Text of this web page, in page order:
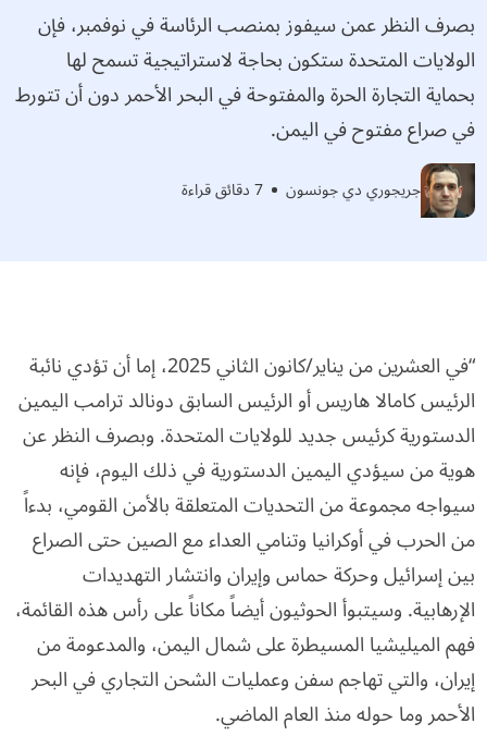
بصرف النظر عمن سيفوز بمنصب الرئاسة في نوفمبر، فإن
الولايات المتحدة ستكون بحاجة لاستراتيجية تسمح لها
بحماية التجارة الحرة والمفتوحة في البحر الأحمر دون أن تتورط
في صراع مفتوح في اليمن.
جريجوري دي جونسون 7 دقائق قراءة
“في العشرين من يناير/كانون الثاني 2025، إما أن تؤدي نائبة
الرئيس كامالا هاريس أو الرئيس السابق دونالد ترامب اليمين
الدستورية كرئيس جديد للولايات المتحدة. وبصرف النظر عن
هوية من سيؤدي اليمين الدستورية في ذلك اليوم، فإنه
سيواجه مجموعة من التحديات المتعلقة بالأمن القومي، بدءاً
من الحرب في أوكرانيا وتنامي العداء مع الصين حتى الصراع
بين إسرائيل وحركة حماس وإيران وانتشار التهديدات
الإرهابية. وسيتبوأ الحوثيون أيضاً مكاناً على رأس هذه القائمة،
فهم الميليشيا المسيطرة على شمال اليمن، والمدعومة من
إيران، والتي تهاجم سفن وعمليات الشحن التجاري في البحر
الأحمر وما حوله منذ العام الماضي.